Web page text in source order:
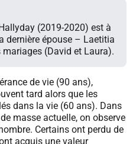
(2019-2020) est à
dernière épouse – Laetitia
(David et Laura).
de vie (90 ans),
tard alors que les
dans la vie (60 ans). Dans
masse actuelle, on observe
Certains ont perdu de
acquis une valeur